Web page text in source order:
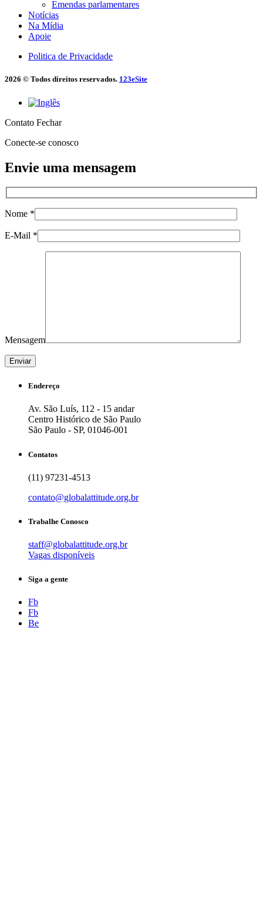
Emendas parlamentares
Notícias
Na Mídia
Apoie
Politica de Privacidade
2026 © Todos direitos reservados. 123eSite
Contato Fechar
Conecte-se conosco
Envie uma mensagem
Nome *
E-Mail *
Mensagem
Endereço
Av. São Luís, 112 - 15 andar
Centro Histórico de São Paulo
São Paulo - SP, 01046-001
Contatos
(11) 97231-4513
contato@globalattitude.org.br
Trabalhe Conosco
staff@globalattitude.org.br
Vagas disponíveis
Siga a gente
Fb
Fb
Be